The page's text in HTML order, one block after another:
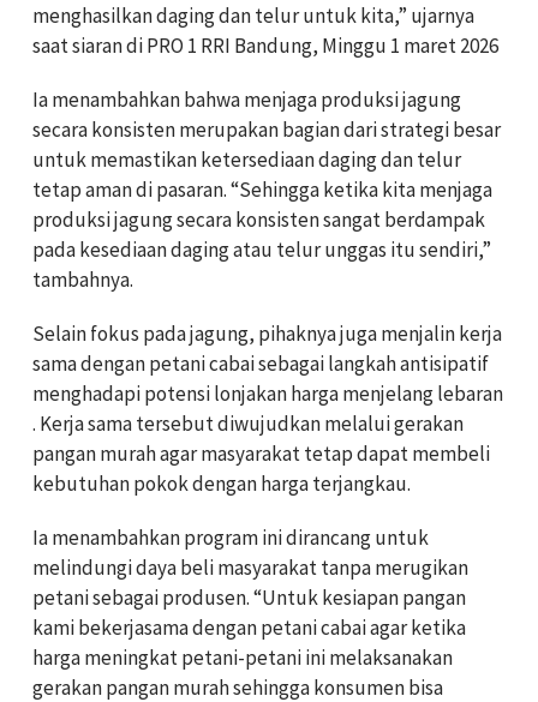
menghasilkan daging dan telur untuk kita,” ujarnya
saat siaran di PRO 1 RRI Bandung, Minggu 1 maret 2026
Ia menambahkan bahwa menjaga produksi jagung
secara konsisten merupakan bagian dari strategi besar
untuk memastikan ketersediaan daging dan telur
tetap aman di pasaran. “Sehingga ketika kita menjaga
produksi jagung secara konsisten sangat berdampak
pada kesediaan daging atau telur unggas itu sendiri,”
tambahnya.
Selain fokus pada jagung, pihaknya juga menjalin kerja
sama dengan petani cabai sebagai langkah antisipatif
menghadapi potensi lonjakan harga menjelang lebaran
. Kerja sama tersebut diwujudkan melalui gerakan
pangan murah agar masyarakat tetap dapat membeli
kebutuhan pokok dengan harga terjangkau.
Ia menambahkan program ini dirancang untuk
melindungi daya beli masyarakat tanpa merugikan
petani sebagai produsen. “Untuk kesiapan pangan
kami bekerjasama dengan petani cabai agar ketika
harga meningkat petani-petani ini melaksanakan
gerakan pangan murah sehingga konsumen bisa